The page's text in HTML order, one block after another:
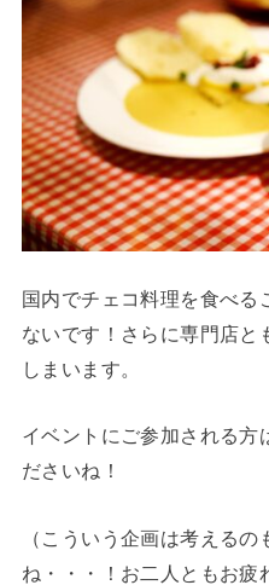
国内でチェコ料理を食べる
ないです！さらに専門店と
しまいます。
イベントにご参加される方
ださいね！
（こういう企画は考える
ね・・・！お二人ともお疲